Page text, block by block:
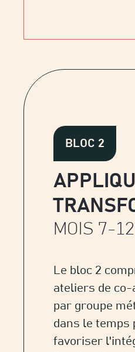
BLOC 2
MOIS 7-12
Le bloc 2
ateliers de
par groupe
dans le temps
favoriser